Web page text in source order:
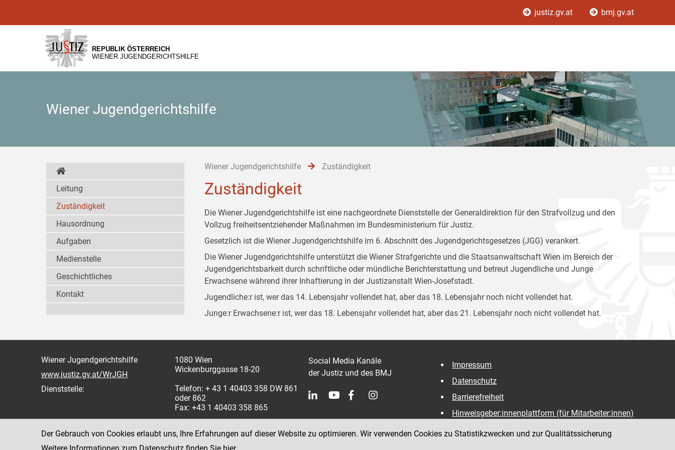
[1]
[2]
[3]
justiz.gv.at bmj.gv.at
REPUBLIK ÖSTERREICH
WIENER JUGENDGERICHTSHILFE
Wiener Jugendgerichtshilfe
Wiener Jugendgerichtshilfe Zuständigkeit
Zuständigkeit
Die Wiener Jugendgerichtshilfe ist eine nachgeordnete Dienststelle der Generaldirektion für den Strafvollzug und den
Vollzug freiheitsentziehender Maßnahmen im Bundesministerium für Justiz.
Gesetzlich ist die Wiener Jugendgerichtshilfe im 6. Abschnitt des Jugendgerichtsgesetzes (JGG) verankert.
Die Wiener Jugendgerichtshilfe unterstützt die Wiener Strafgerichte und die Staatsanwaltschaft Wien im Bereich der
Jugendgerichtsbarkeit durch schriftliche oder mündliche Berichterstattung und betreut Jugendliche und Junge
Erwachsene während ihrer Inhaftierung in der Justizanstalt Wien-Josefstadt.
Jugendliche:r ist, wer das 14. Lebensjahr vollendet hat, aber das 18. Lebensjahr noch nicht vollendet hat.
Junge:r Erwachsene:r ist, wer das 18. Lebensjahr vollendet hat, aber das 21. Lebensjahr noch nicht vollendet hat.
Leitung
Zuständigkeit
Hausordnung
Aufgaben
Medienstelle
Geschichtliches
Kontakt
Wiener Jugendgerichtshilfe
www.justiz.gv.at/WrJGH
Dienststelle:
1080 Wien
Wickenburggasse 18-20
Telefon: + 43 1 40403 358 DW 861
oder 862
Fax: +43 1 40403 358 865
Social Media Kanäle
der Justiz und des BMJ
Impressum
Datenschutz
Barrierefreiheit
Hinweisgeber:innenplattform (für Mitarbeiter:innen)
Der Gebrauch von Cookies erlaubt uns, Ihre Erfahrungen auf dieser Website zu optimieren. Wir verwenden Cookies zu Statistikzwecken und zur Qualitätssicherung